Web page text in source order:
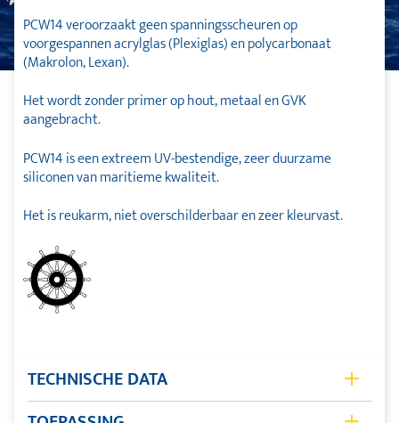
PCW14 veroorzaakt geen spanningsscheuren op
voorgespannen acrylglas (Plexiglas) en polycarbonaat
(Makrolon, Lexan).
Het wordt zonder primer op hout, metaal en GVK
aangebracht.
PCW14 is een extreem UV-bestendige, zeer duurzame
siliconen van maritieme kwaliteit.
Het is reukarm, niet overschilderbaar en zeer kleurvast.
TECHNISCHE DATA